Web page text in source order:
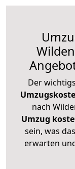
Der
nach
Umzug
sein, was
erwarten